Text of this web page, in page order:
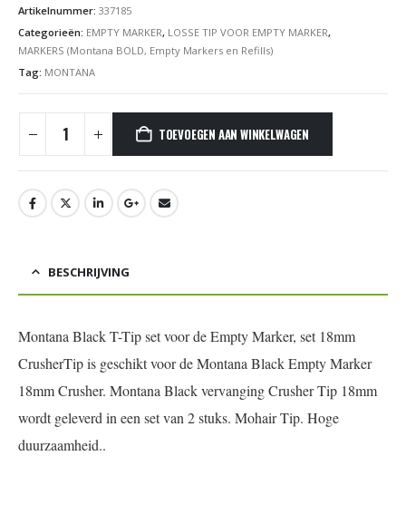
Artikelnummer: 337185
Categorieën: EMPTY MARKER, LOSSE TIP VOOR EMPTY MARKER,
MARKERS (Montana BOLD, Empty Markers en Refills)
Tag: MONTANA
TOEVOEGEN AAN WINKELWAGEN
BESCHRIJVING
Montana Black T-Tip set voor de Empty Marker, set 18mm
CrusherTip is geschikt voor de Montana Black Empty Marker
18mm Crusher. Montana Black vervanging Crusher Tip 18mm
wordt geleverd in een set van 2 stuks. Mohair Tip. Hoge
duurzaamheid..